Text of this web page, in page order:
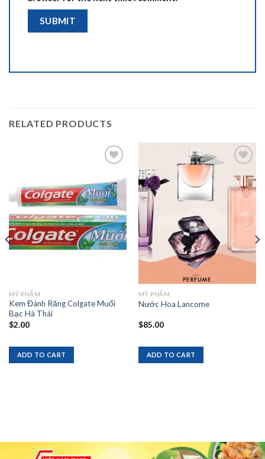
RELATED PRODUCTS
Add to
wishlist
MỸ PHẨM
Kem Đánh Răng Colgate Muối
Bạc Hà Thái
$2.00
ADD TO CART
Add to
MỸ PHẨM
Nước Hoa Lancome
$85.00
ADD TO CART